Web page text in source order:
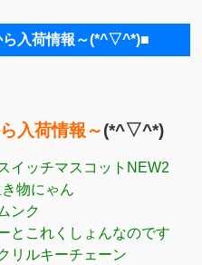
ら入荷情報～(*^▽^*)■
入荷情報～(*^▽^*)
ッチマスコットNEW2
物にゃん
ンク
これくしょんなのです
リルキーチェーン